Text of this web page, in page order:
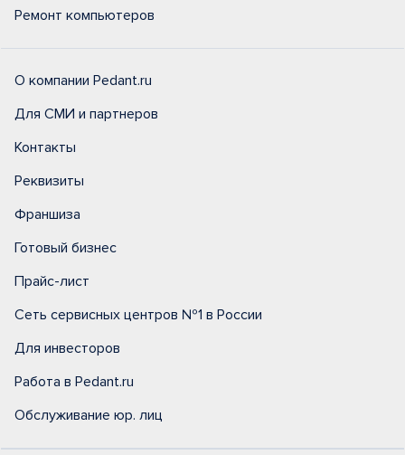
Ремонт компьютеров
О компании Pedant.ru
Для СМИ и партнеров
Контакты
Реквизиты
Франшиза
Готовый бизнес
Прайс-лист
Сеть сервисных центров №1 в России
Для инвесторов
Работа в Pedant.ru
Обслуживание юр. лиц